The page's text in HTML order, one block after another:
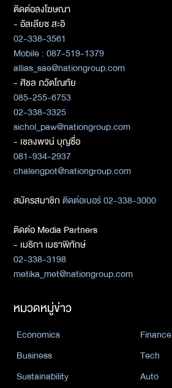
ติดต่อลงโฆษณา
- อัลเลียซ สะอิ
02-338-3561
Mobile : 087-519-1379
allias_sae@nationgroup.com
- ศิชล ภวัตโณทัย
085-255-6753
02-338-3325
sichol_paw@nationgroup.com
- เชลงพจน์ บุญซื่อ
081-934-2937
chalengpot@nationgroup.com
สมัครสมาชิกติดต่อเบอร์ 02-338-3000
ติดต่อ Media Partners
- เมธิกา เมธาพิทักษ์
02-338-3198
metika_met@nationgroup.com
หมวดหมู่ข่าว
Economics
Finance
Business
Tech
Sustainability
Auto